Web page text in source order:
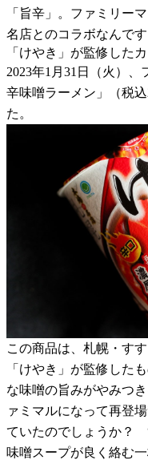
「旨辛」。ファミリー
名店とのコラボなんです
「けやき」が監修した
2023年1月31日（火）
辛味噌ラーメン」（税
た。
この商品は、札幌・す
「けやき」が監修した
な味噌の旨みがやみつ
ァミマルになって再登
ていたのでしょうか？
味噌スープが良く絡む一